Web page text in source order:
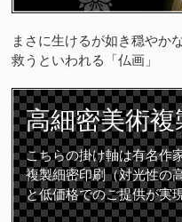
まさに生けるが如き穏やか
救うといわれる「仏画」
高細密美術複
こちらの掛け軸は有名作
複製細密印刷（対光性の
と低価格でのご提供が実